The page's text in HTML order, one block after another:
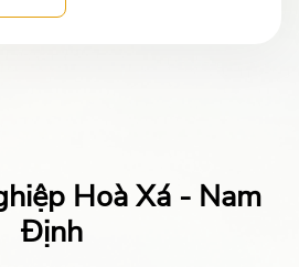
Hoà Xá - Nam
Định